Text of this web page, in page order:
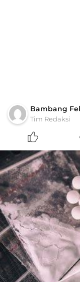
Bambang
Tim Redaksi